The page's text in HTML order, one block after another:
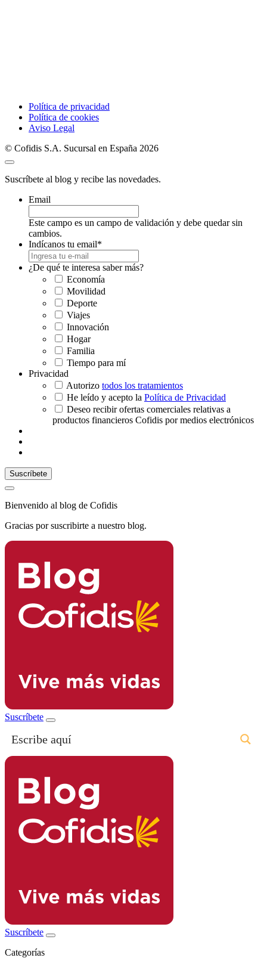
Política de privacidad
Política de cookies
Aviso Legal
© Cofidis S.A. Sucursal en España 2026
Suscríbete al blog y recibe las novedades.
Email
Este campo es un campo de validación y debe quedar sin
cambios.
Indícanos tu email*
¿De qué te interesa saber más?
Economía
Movilidad
Deporte
Viajes
Innovación
Hogar
Familia
Tiempo para mí
Privacidad
Autorizo todos los tratamientos
He leído y acepto la Política de Privacidad
Deseo recibir ofertas comerciales relativas a
productos financieros Cofidis por medios electrónicos
Bienvenido al blog de Cofidis
Gracias por suscribirte a nuestro blog.
Suscríbete
Suscríbete
Categorías